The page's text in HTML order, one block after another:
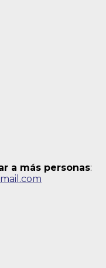
a más personas: